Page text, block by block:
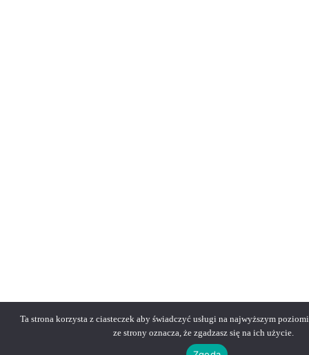
Ta strona korzysta z ciasteczek aby świadczyć usługi na najwyższym
ze strony oznacza, że zgadzasz się na ich użycie.